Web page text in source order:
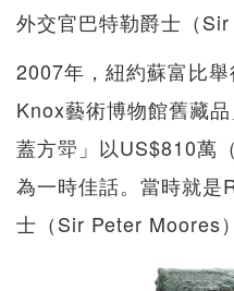
外交官巴特勒爵士（
2007年，紐約蘇富比
Knox藝術博物館舊藏
蓋方斝」以US$810萬
為一時佳話。當時就是
士（Sir Peter Moores